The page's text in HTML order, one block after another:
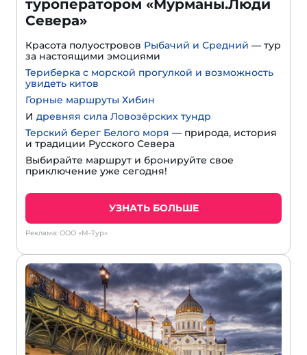
туроператором «Мурманы.Люди
Севера»
Красота полуостровов Рыбачий и Средний — тур
за настоящими эмоциями
Териберка с морской прогулкой и возможность
увидеть китов
Горные маршруты Хибин
И древняя сила Ловозёрских тундр
Терский берег Белого моря — природа, история
и традиции Русского Севера
Выбирайте маршрут и бронируйте свое
приключение уже сегодня!
УЗНАТЬ БОЛЬШЕ
Реклама: ООО «М-Тур»